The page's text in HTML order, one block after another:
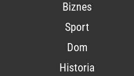
Biznes
Sport
Dom
Historia